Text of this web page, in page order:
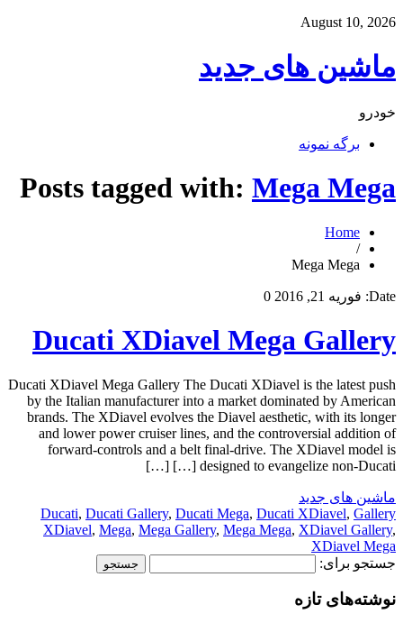
August 10, 2026
ماشین های جدید
خودرو
برگه نمونه
Posts tagged with: Mega Mega
Home
/
Mega Mega
Date: فوریه 21, 2016 0
Ducati XDiavel Mega Gallery
Ducati XDiavel Mega Gallery The Ducati XDiavel is the latest push
by the Italian manufacturer into a market dominated by American
brands. The XDiavel evolves the Diavel aesthetic, with its longer
and lower power cruiser lines, and the controversial addition of
forward-controls and a belt final-drive. The XDiavel model is
designed to evangelize non-Ducati […] […]
ماشین های جدید
Ducati, Ducati Gallery, Ducati Mega, Ducati XDiavel, Gallery
XDiavel, Mega, Mega Gallery, Mega Mega, XDiavel Gallery,
XDiavel Mega
جستجو برای:
نوشته‌های تازه